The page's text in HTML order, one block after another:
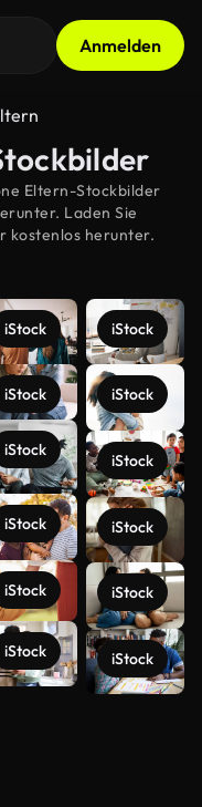
Anmelden
Eltern-Stockbilder
Laden Sie
kostenlos herunter.
iStock
iStock
iStock
iStock
iStock
iStock
iStock
iStock
iStock
iStock
iStock
iStock